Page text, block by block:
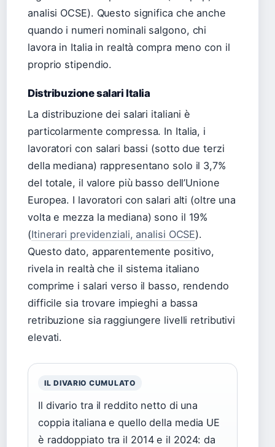
analisi OCSE). Questo significa che anche
quando i numeri nominali salgono, chi
lavora in Italia in realtà compra meno con il
proprio stipendio.
Distribuzione salari Italia
La distribuzione dei salari italiani è
particolarmente compressa. In Italia, i
lavoratori con salari bassi (sotto due terzi
della mediana) rappresentano solo il 3,7%
del totale, il valore più basso dell’Unione
Europea. I lavoratori con salari alti (oltre una
volta e mezza la mediana) sono il 19%
(Itinerari previdenziali, analisi OCSE).
Questo dato, apparentemente positivo,
rivela in realtà che il sistema italiano
comprime i salari verso il basso, rendendo
difficile sia trovare impieghi a bassa
retribuzione sia raggiungere livelli retributivi
elevati.
IL DIVARIO CUMULATO
Il divario tra il reddito netto di una
coppia italiana e quello della media UE
è raddoppiato tra il 2014 e il 2024: da